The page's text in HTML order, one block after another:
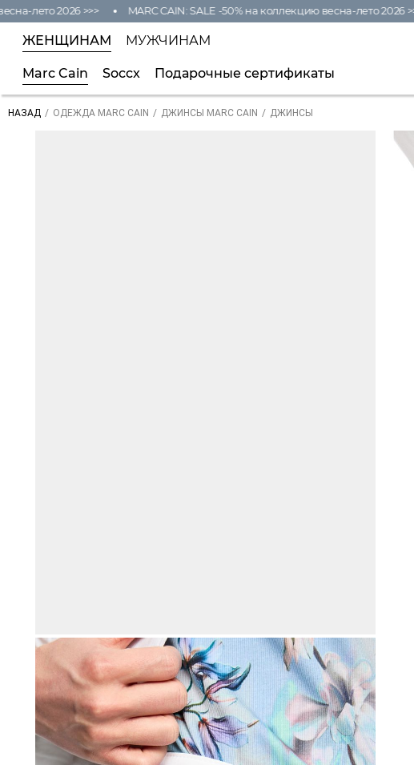
лето 2026 >>> MARC CAIN: SALE -50% на коллекцию весна-лето 2026 >>>
ЖЕНЩИНАМ МУЖЧИНАМ
Marc Cain Soccx Подарочные сертификаты
НАЗАД / ОДЕЖДА MARC CAIN / ДЖИНСЫ MARC CAIN / ДЖИНСЫ